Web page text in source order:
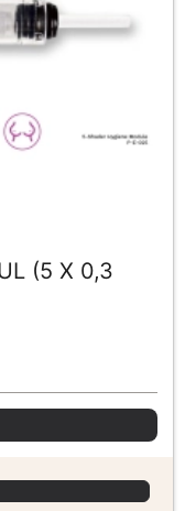
(5 X 0,3